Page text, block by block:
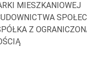
MIESZKANIOWEJ
Z